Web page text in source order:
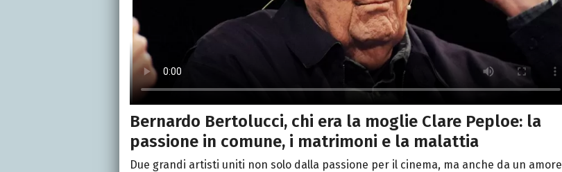
Bernardo Bertolucci, chi era la moglie Clare Peploe: la
passione in comune, i matrimoni e la malattia
Due grandi artisti uniti non solo dalla passione per il cinema, ma anche da un amore